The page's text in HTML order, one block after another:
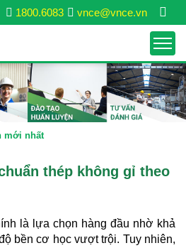
vnce@vnce.vn
1800.6083
mới nhất
thép không gỉ theo
là lựa chọn hàng đầu nhờ khả
bền cơ học vượt trội. Tuy nhiên,